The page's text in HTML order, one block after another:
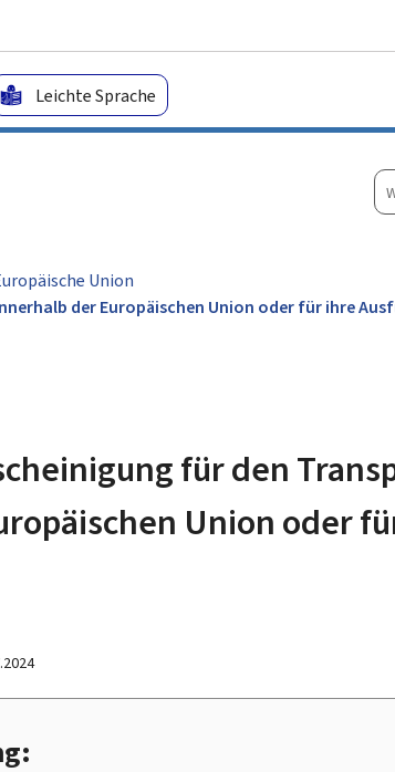
Leichte Sprache
Union
der Europäischen Union oder für ihre
für den
Union oder